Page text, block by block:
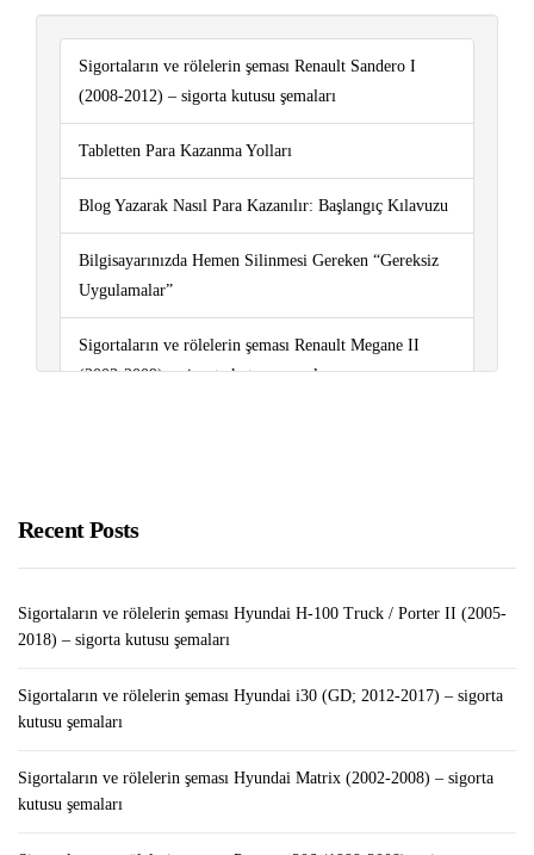
Sigortaların ve rölelerin şeması Renault Sandero I
(2008-2012) – sigorta kutusu şemaları
Tabletten Para Kazanma Yolları
Blog Yazarak Nasıl Para Kazanılır: Başlangıç ​​Kılavuzu
Bilgisayarınızda Hemen Silinmesi Gereken “Gereksiz
Uygulamalar”
Sigortaların ve rölelerin şeması Renault Megane II
(2003-2009) – sigorta kutusu şemaları
Recent Posts
Sigortaların ve rölelerin şeması Hyundai H-100 Truck / Porter II (2005-
2018) – sigorta kutusu şemaları
Sigortaların ve rölelerin şeması Hyundai i30 (GD; 2012-2017) – sigorta
kutusu şemaları
Sigortaların ve rölelerin şeması Hyundai Matrix (2002-2008) – sigorta
kutusu şemaları